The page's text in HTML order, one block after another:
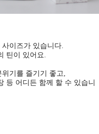
사이즈가 있습니다.
틴이 있어요.
기를 즐기기 좋고,
등 어디든 함께 할 수 있습니